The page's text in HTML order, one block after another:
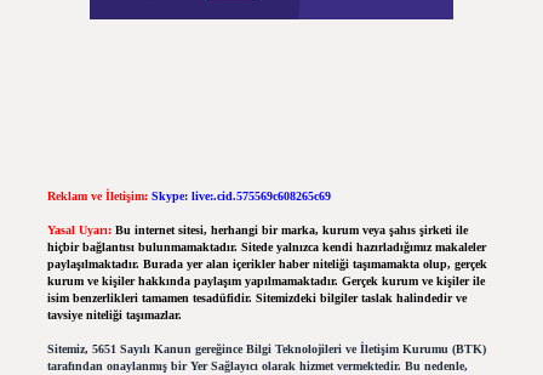
Reklam ve İletişim: Skype: live:.cid.575569c608265c69
Yasal Uyarı: Bu internet sitesi, herhangi bir marka, kurum veya şahıs şirketi ile
hiçbir bağlantısı bulunmamaktadır. Sitede yalnızca kendi hazırladığımız makaleler
paylaşılmaktadır. Burada yer alan içerikler haber niteliği taşımamakta olup, gerçek
kurum ve kişiler hakkında paylaşım yapılmamaktadır. Gerçek kurum ve kişiler ile
isim benzerlikleri tamamen tesadüfidir. Sitemizdeki bilgiler taslak halindedir ve
tavsiye niteliği taşımazlar.
Sitemiz, 5651 Sayılı Kanun gereğince Bilgi Teknolojileri ve İletişim Kurumu (BTK)
tarafından onaylanmış bir Yer Sağlayıcı olarak hizmet vermektedir. Bu nedenle,